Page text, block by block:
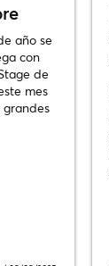
año se
con
de
mes